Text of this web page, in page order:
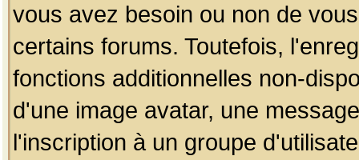
vous avez besoin ou non de
certains forums. Toutefois,
fonctions additionnelles non-
d'une image avatar, une
l'inscription à un groupe